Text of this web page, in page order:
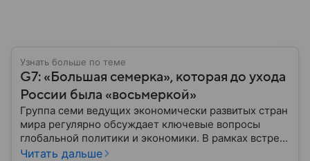
Узнать больше по теме
G7: «Большая семерка», которая до ухода
России была «восьмеркой»
Группа семи ведущих экономически развитых стран
мира регулярно обсуждает ключевые вопросы
глобальной политики и экономики. В рамках встреч
G7 рассматриваются темы международной
Читать дальше